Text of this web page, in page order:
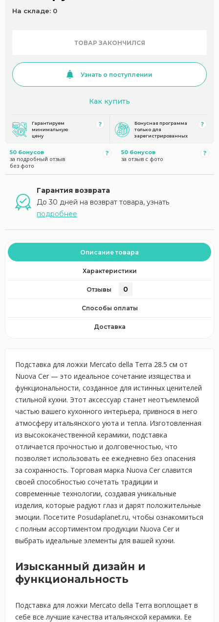
На складе: 0
ТОВАР ЗАКОНЧИЛСЯ
Узнать о поступлении
Как купить
Гарантируем
минимальную
цену
Бонусная программа
только для
зарегистрированных
50 бонусов
за подробный отзыв
без фото
50 бонусов
за отзыв с фото
Гарантия возврата
До 30 дней на возврат товара, узнать
подробнее
Описание товара
Характеристики
Отзывы 0
Способы оплаты
Доставка
Подставка для ложки Mercato della Terra 28.5 см от
Nuova Cer — это идеальное сочетание изящества и
функциональности, созданное для истинных ценителей
стильной кухни. Этот аксессуар станет неотъемлемой
частью вашего кухонного интерьера, привнося в него
атмосферу итальянского уюта и тепла. Изготовленная
из высококачественной керамики, подставка
отличается прочностью и долговечностью, что
позволяет использовать ее ежедневно без опасения
за сохранность. Торговая марка Nuova Cer славится
своей способностью сочетать традиции и
современные технологии, создавая уникальные
изделия, которые радуют глаз и дарят положительные
эмоции. Посетите Posudaplanet.ru, чтобы ознакомиться
с полным ассортиментом продукции Nuova Cer и
выбрать идеальные элементы для вашей кухни.
Изысканный дизайн и
функциональность
Подставка для ложки Mercato della Terra воплощает в
себе все лучшие качества итальянской керамики. Ее